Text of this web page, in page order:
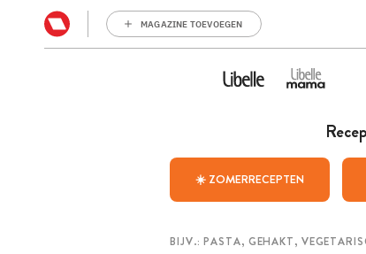
MAGAZINE TOEVOEGEN
☀️ ZOMERRECEPTEN